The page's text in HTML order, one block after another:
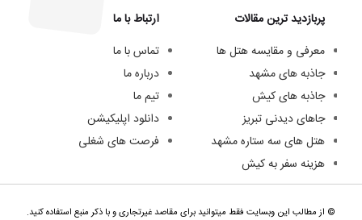
پربازدید ترین مقالات
معرفی و مقایسه هتل ها
جاذبه های مشهد
جاذبه های کیش
جاهای دیدنی تبریز
هتل های سه ستاره مشهد
هزینه سفر به کیش
ارتباط با ما
تماس با ما
درباره ما
تیم ما
دانلود اپلیکیشن
فرصت های شغلی
© از مطالب این وبسایت فقط میتوانید برای مقاصد غیرتجاری و با ذکر منبع استفاده کنید.